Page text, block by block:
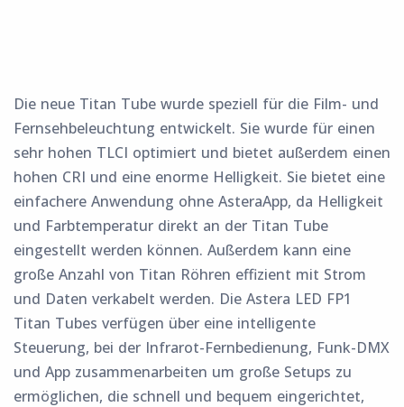
Die neue Titan Tube wurde speziell für die Film- und
Fernsehbeleuchtung entwickelt. Sie wurde für einen
sehr hohen TLCI optimiert und bietet außerdem einen
hohen CRI und eine enorme Helligkeit. Sie bietet eine
einfachere Anwendung ohne AsteraApp, da Helligkeit
und Farbtemperatur direkt an der Titan Tube
eingestellt werden können. Außerdem kann eine
große Anzahl von Titan Röhren effizient mit Strom
und Daten verkabelt werden. Die Astera LED FP1
Titan Tubes verfügen über eine intelligente
Steuerung, bei der Infrarot-Fernbedienung, Funk-DMX
und App zusammenarbeiten um große Setups zu
ermöglichen, die schnell und bequem eingerichtet,